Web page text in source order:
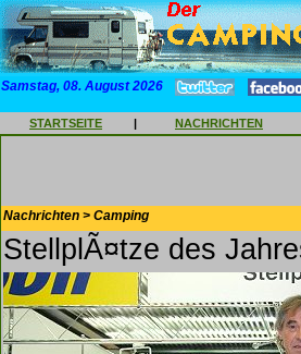
Samstag, 08. August 2026
STARTSEITE | NACHRICHTEN
Nachrichten > Camping
StellplÃ¤tze des